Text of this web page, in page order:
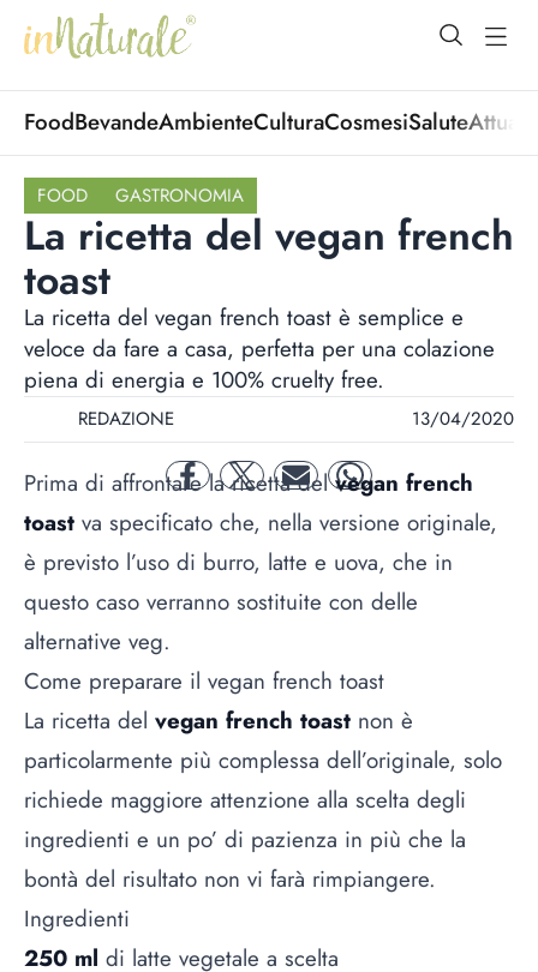
open
FoodBevandeAmbienteCulturaCosmesiSalute
FOOD GASTRONOMIA
La ricetta del vegan french
toast
La ricetta del vegan french toast è semplice e
veloce da fare a casa, perfetta per una colazione
piena di energia e 100% cruelty free.
REDAZIONE 13/04/2020
facebooktwitter mail whatsapp
Prima di affrontare la ricetta delvegan french
toast va specificato che, nella versione originale,
è previsto l’uso di burro, latte e uova, che in
questo caso verranno sostituite con delle
alternative veg.
Come preparare il vegan french toast
La ricetta del vegan french toast non è
particolarmente più complessa dell’originale, solo
richiede maggiore attenzione alla scelta degli
ingredienti e un po’ di pazienza in più che la
bontà del risultato non vi farà rimpiangere.
Ingredienti
250 ml di latte vegetale a scelta